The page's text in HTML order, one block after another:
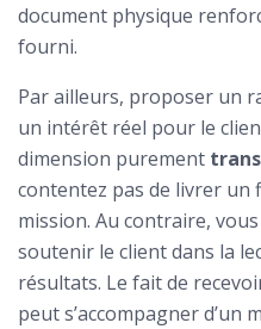
document physique
fourni.
Par ailleurs, proposer un
un intérêt réel pour le
dimension purement
contentez pas de livrer
mission. Au contraire,
soutenir le client dans la
résultats. Le fait de
peut s’accompagner d’un